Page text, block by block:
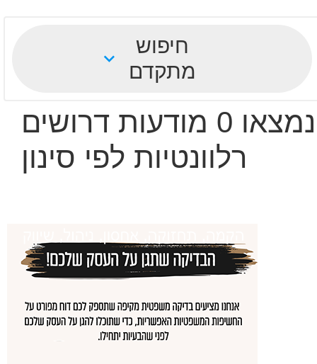
חיפוש
מתקדם
נמצאו 0 מודעות דרושים
רלוונטיות לפי סינון